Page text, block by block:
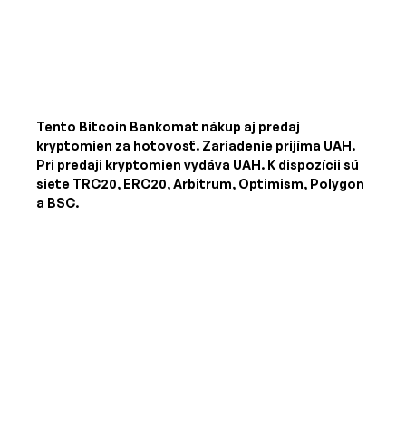
Tento Bitcoin Bankomat nákup aj predaj
kryptomien za hotovosť. Zariadenie prijíma UAH.
Pri predaji kryptomien vydáva UAH. K dispozícii sú
siete TRC20, ERC20, Arbitrum, Optimism, Polygon
a BSC.